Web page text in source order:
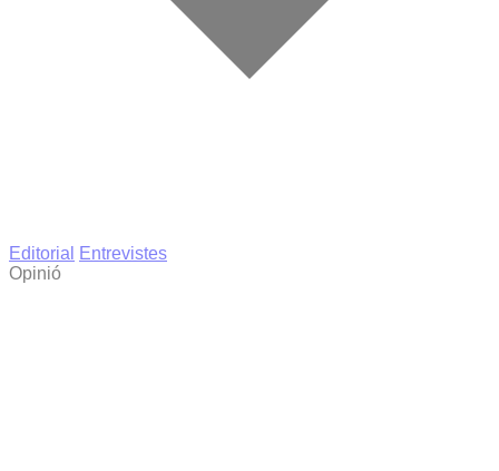
Editorial
Entrevistes
Opinió